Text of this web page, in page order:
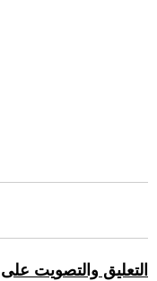
التعليق والتصويت